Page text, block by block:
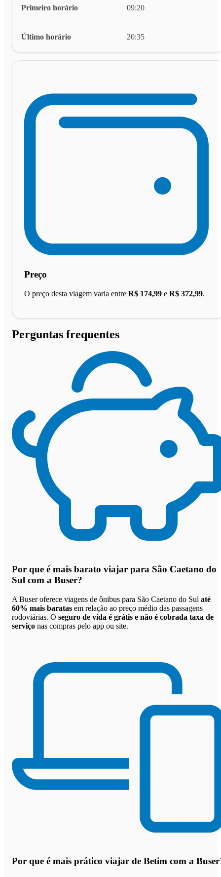
Primeiro horário 09:20
Último horário 20:35
Preço
O preço desta viagem varia entre R$ 174,99 e R$ 372,99.
Perguntas frequentes
Por que é mais barato viajar para São Caetano do
Sul com a Buser?
A Buser oferece viagens de ônibus para São Caetano do Sul até
60% mais baratas em relação ao preço médio das passagens
rodoviárias. O seguro de vida é grátis e não é cobrada taxa de
serviço nas compras pelo app ou site.
Por que é mais prático viajar de Betim com a Buser